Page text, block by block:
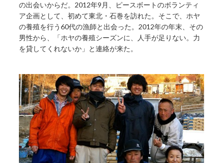
の出会いからだ。2012年9月、ピースボートのボランティ
ア企画として、初めて東北・石巻を訪れた。そこで、ホヤ
の養殖を行う60代の漁師と出会った。2012年の年末、その
男性から、「ホヤの養殖シーズンに、人手が足りない。力
を貸してくれないか」と連絡が来た。